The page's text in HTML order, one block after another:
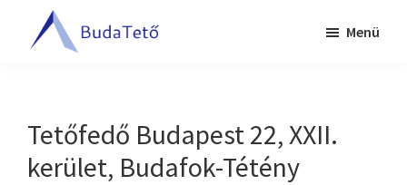
Pest
megyében
Menü
Tetőfedő Budapest 22, XXII.
kerület, Budafok-Tétény